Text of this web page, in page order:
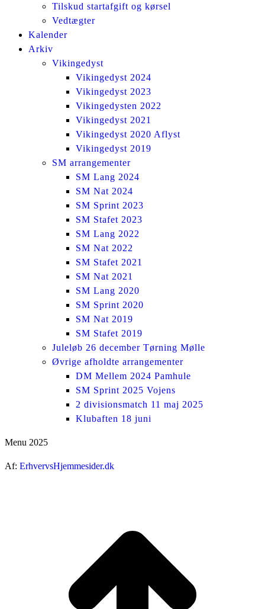
Tilskud startafgift og kørsel
Vedtægter
Kalender
Arkiv
Vikingedyst
Vikingedyst 2024
Vikingedyst 2023
Vikingedysten 2022
Vikingedyst 2021
Vikingedyst 2020 Aflyst
Vikingedyst 2019
SM arrangementer
SM Lang 2024
SM Nat 2024
SM Sprint 2023
SM Stafet 2023
SM Lang 2022
SM Nat 2022
SM Stafet 2021
SM Nat 2021
SM Lang 2020
SM Sprint 2020
SM Nat 2019
SM Stafet 2019
Juleløb 26 december Tørning Mølle
Øvrige afholdte arrangementer
DM Mellem 2024 Pamhule
SM Sprint 2025 Vojens
2 divisionsmatch 11 maj 2025
Klubaften 18 juni
Menu 2025
Af: ErhvervsHjemmesider.dk